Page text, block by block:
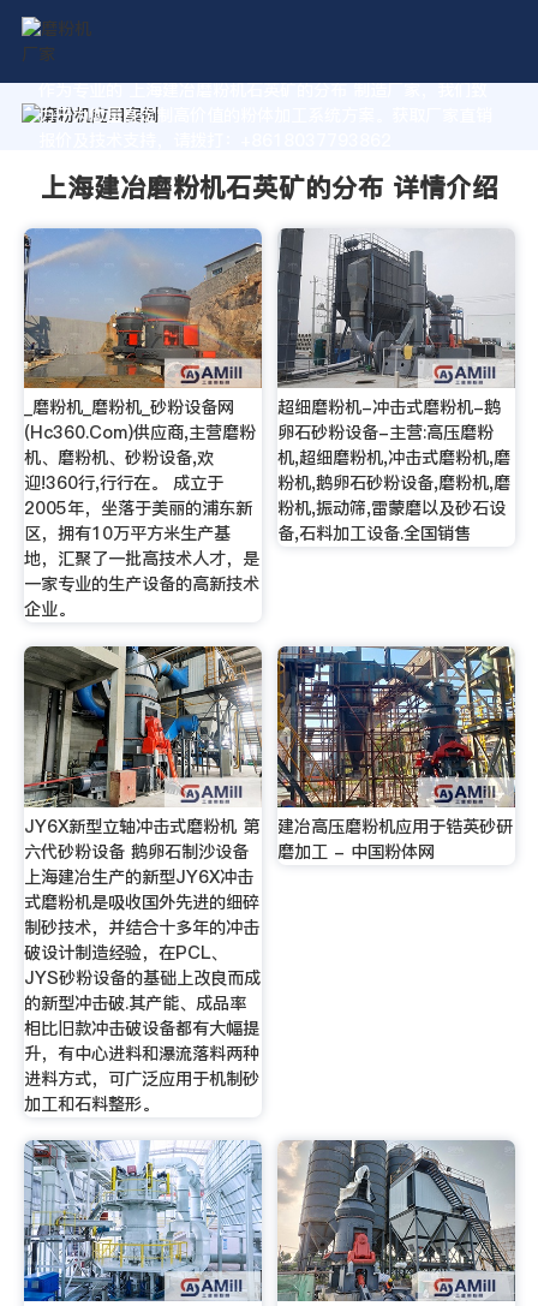
作为专业的 上海建冶磨粉机石英矿的分布 制造厂家，我们致
力于为您量身定制高价值的粉体加工系统方案。获取厂家直销
上海建冶磨粉机石英矿的分布 详情介绍
_磨粉机_磨粉机_砂粉设备网
(Hc360.Com)供应商,主营磨粉
机、磨粉机、砂粉设备,欢
迎!360行,行行在。 成立于
2005年，坐落于美丽的浦东新
区，拥有10万平方米生产基
地，汇聚了一批高技术人才，是
一家专业的生产设备的高新技术
企业。
超细磨粉机-冲击式磨粉机-鹅
卵石砂粉设备-主营:高压磨粉
机,超细磨粉机,冲击式磨粉机,磨
粉机,鹅卵石砂粉设备,磨粉机,磨
粉机,振动筛,雷蒙磨以及砂石设
备,石料加工设备.全国销售
JY6X新型立轴冲击式磨粉机 第
六代砂粉设备 鹅卵石制沙设备
上海建冶生产的新型JY6X冲击
式磨粉机是吸收国外先进的细碎
制砂技术，并结合十多年的冲击
破设计制造经验，在PCL、
JYS砂粉设备的基础上改良而成
的新型冲击破.其产能、成品率
相比旧款冲击破设备都有大幅提
升，有中心进料和瀑流落料两种
进料方式，可广泛应用于机制砂
加工和石料整形。
建冶高压磨粉机应用于锆英砂研
磨加工 - 中国粉体网